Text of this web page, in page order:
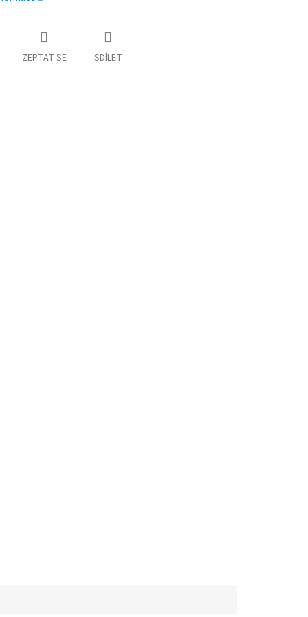
ZEPTAT SE SDÍLET